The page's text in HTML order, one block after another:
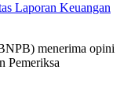
Laporan Keuangan
menerima opini
Pemeriksa